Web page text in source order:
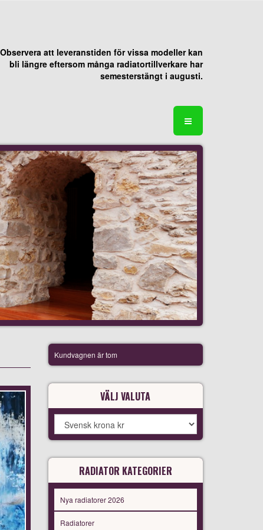
Observera att leveranstiden för vissa modeller kan
bli längre eftersom många radiatortillverkare har
semesterstängt i augusti.
Kundvagnen är tom
VÄLJ VALUTA
RADIATOR KATEGORIER
Nya radiatorer 2026
Radiatorer